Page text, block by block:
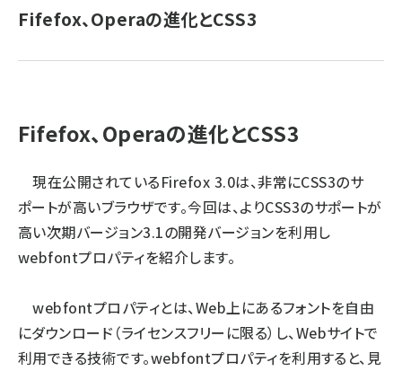
加藤銘のチーム貢献～仲間と築いた勝利の絆～ (2314)
genai (1483)
abc123 (1358)
ai crunch (1353)
Fifefox、Operaの進化とCSS3
Fifefox、Operaの進化とCSS3
現在公開されているFirefox 3.0は、非常にCSS3のサ
ポートが高いブラウザです。今回は、よりCSS3のサポートが
高い次期バージョン3.1の開発バージョンを利用し
webfontプロパティを紹介します。
webfontプロパティとは、Web上にあるフォントを自由
にダウンロード（ライセンスフリーに限る）し、Webサイトで
利用できる技術です。webfontプロパティを利用すると、見